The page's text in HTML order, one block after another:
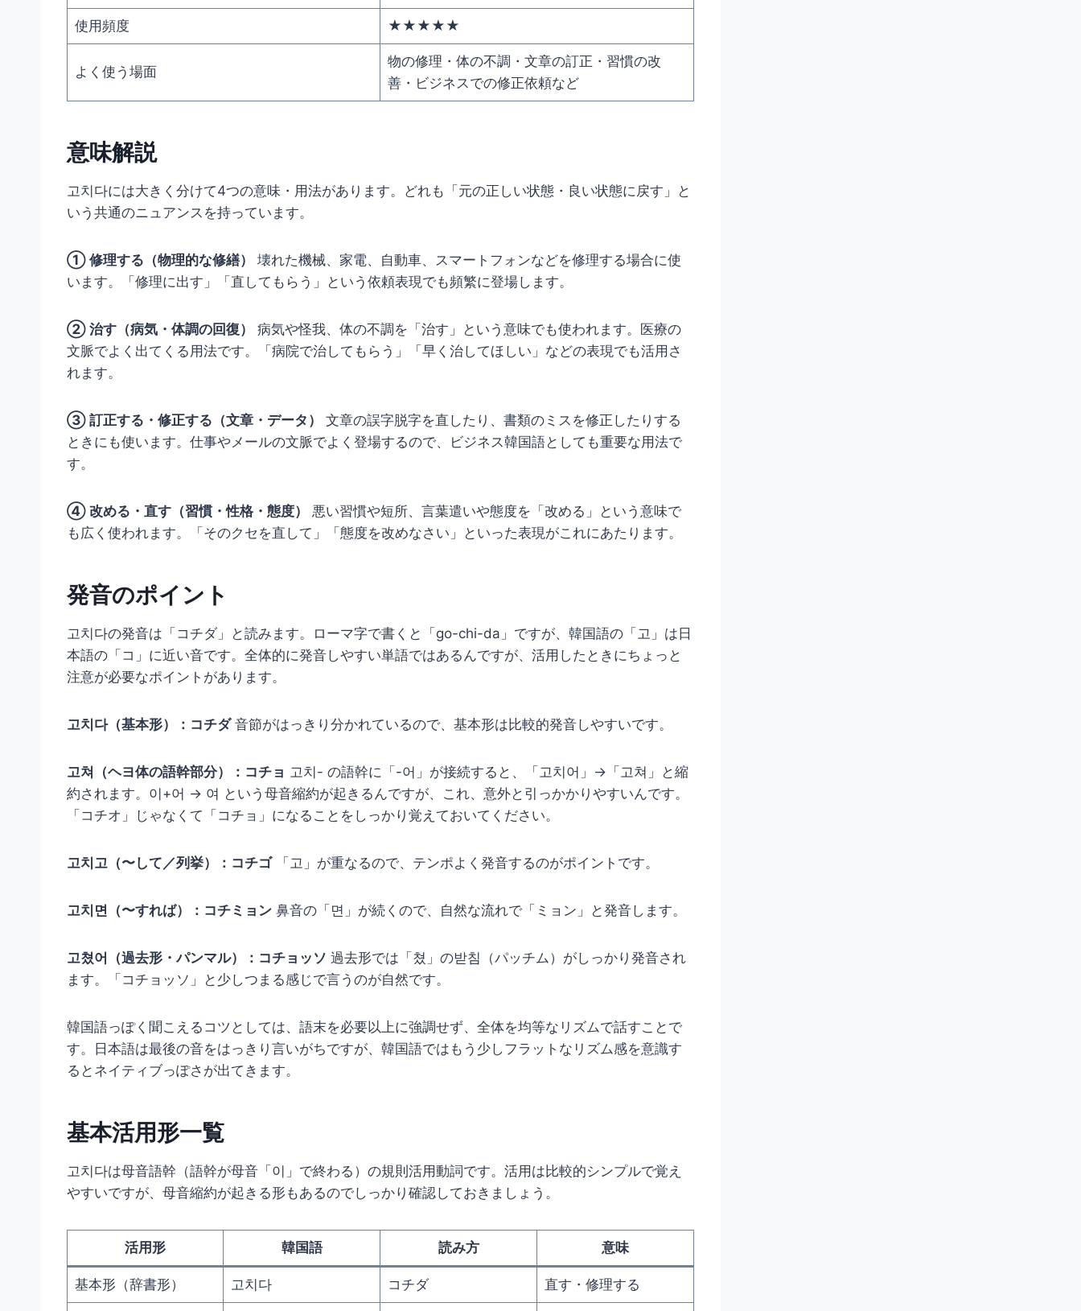
使用頻度 ★★★★★
よく使う場面
物の修理・体の不調・文章の訂正・習慣の改
善・ビジネスでの修正依頼など
意味解説
고치다には大きく分けて4つの意味・用法があります。どれも「元の正しい状態・良い状態に戻す」と
いう共通のニュアンスを持っています。
① 修理する（物理的な修繕）
壊れた機械、家電、自動車、スマートフォンなどを修理する場合に使
います。「修理に出す」「直してもらう」という依頼表現でも頻繁に登場します。
② 治す（病気・体調の回復）
病気や怪我、体の不調を「治す」という意味でも使われます。医療の
文脈でよく出てくる用法です。「病院で治してもらう」「早く治してほしい」などの表現でも活用さ
れます。
③ 訂正する・修正する（文章・データ）
文章の誤字脱字を直したり、書類のミスを修正したりする
ときにも使います。仕事やメールの文脈でよく登場するので、ビジネス韓国語としても重要な用法で
す。
④ 改める・直す（習慣・性格・態度）
悪い習慣や短所、言葉遣いや態度を「改める」という意味で
も広く使われます。「そのクセを直して」「態度を改めなさい」といった表現がこれにあたります。
発音のポイント
고치다の発音は「コチダ」と読みます。ローマ字で書くと「go-chi-da」ですが、韓国語の「고」は日
本語の「コ」に近い音です。全体的に発音しやすい単語ではあるんですが、活用したときにちょっと
注意が必要なポイントがあります。
고치다（基本形）：コチダ音節がはっきり分かれているので、基本形は比較的発音しやすいです。
고쳐（ヘヨ体の語幹部分）：コチョ 고치- の語幹に「-어」が接続すると、「고치어」→「고쳐」と縮
約されます。이+어 → 여 という母音縮約が起きるんですが、これ、意外と引っかかりやすいんです。
「コチオ」じゃなくて「コチョ」になることをしっかり覚えておいてください。
고치고（〜して／列挙）：コチゴ「고」が重なるので、テンポよく発音するのがポイントです。
고치면（〜すれば）：コチミョン 鼻音の「면」が続くので、自然な流れで「ミョン」と発音します。
고쳤어（過去形・パンマル）：コチョッソ 過去形では「쳤」の받침（パッチム）がしっかり発音され
ます。「コチョッソ」と少しつまる感じで言うのが自然です。
韓国語っぽく聞こえるコツとしては、語末を必要以上に強調せず、全体を均等なリズムで話すことで
す。日本語は最後の音をはっきり言いがちですが、韓国語ではもう少しフラットなリズム感を意識す
るとネイティブっぽさが出てきます。
基本活用形一覧
고치다は母音語幹（語幹が母音「이」で終わる）の規則活用動詞です。活用は比較的シンプルで覚え
やすいですが、母音縮約が起きる形もあるのでしっかり確認しておきましょう。
活用形 韓国語 読み方 意味
基本形（辞書形） 고치다 コチダ 直す・修理する